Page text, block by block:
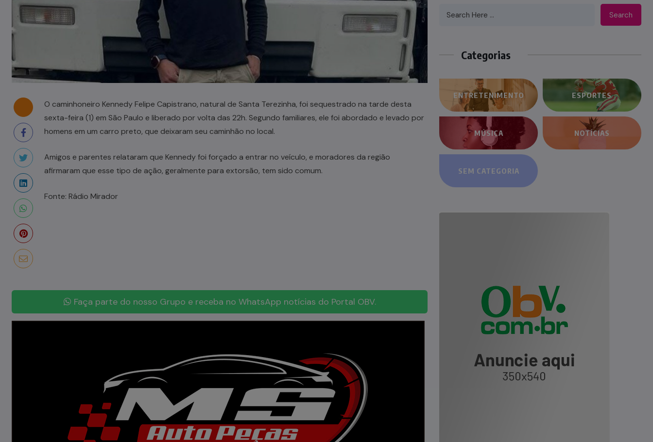
O caminhoneiro Kennedy Felipe Capistrano, natural de Santa Terezinha, foi sequestrado na tarde desta
sexta-feira (1) em São Paulo e liberado por volta das 22h. Segundo familiares, ele foi abordado e levado por
homens em um carro preto, que deixaram seu caminhão no local.
Amigos e parentes relataram que Kennedy foi forçado a entrar no veículo, e moradores da região
afirmaram que esse tipo de ação, geralmente para extorsão, tem sido comum.
Fonte: Rádio Mirador
Faça parte do nosso Grupo e receba no WhatsApp notícias do Portal OBV.
Search
Categorias
ENTRETENIMENTO ESPORTES
MÚSICA NOTÍCIAS
SEM CATEGORIA